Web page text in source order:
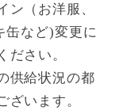
（お洋服、
缶など)変更に
ださい。
供給状況の都
ざいます。